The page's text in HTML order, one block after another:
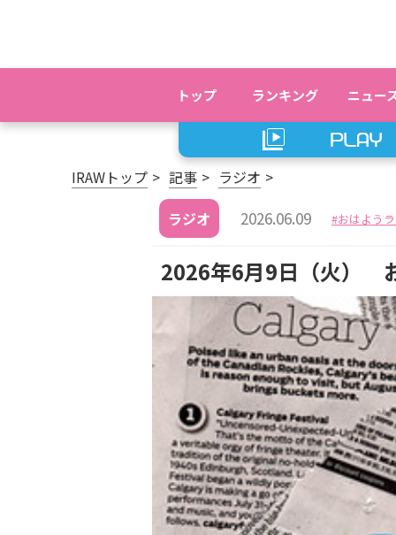
トップ ランキング ニュー
IRAWトップ 記事
ラジオ
ラジオ
2026.06.09 おはよう
2026年6月9日（火）